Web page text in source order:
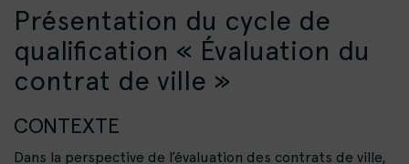
Présentation du cycle de
qualification « Évaluation du
contrat de ville »
CONTEXTE
Dans la perspective de l’évaluation des contrats de ville,